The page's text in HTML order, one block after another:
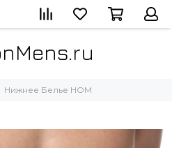
Нижнее Белье HOM